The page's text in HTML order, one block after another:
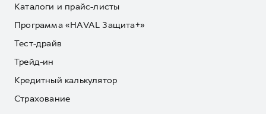
Каталоги и прайс-листы
Программа «HAVAL Защита+»
Тест-драйв
Трейд-ин
Кредитный калькулятор
Страхование